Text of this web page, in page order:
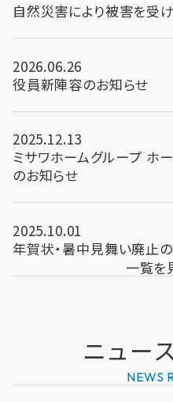
一覧を
自然災害により被害を受
2026.06.26
役員新陣容のお知らせ
2025.12.13
ミサワホームグループ ホ
のお知らせ
2025.10.01
年賀状・暑中見舞い廃止
ニュー
NEWS